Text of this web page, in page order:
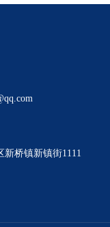
桥镇新镇街1111